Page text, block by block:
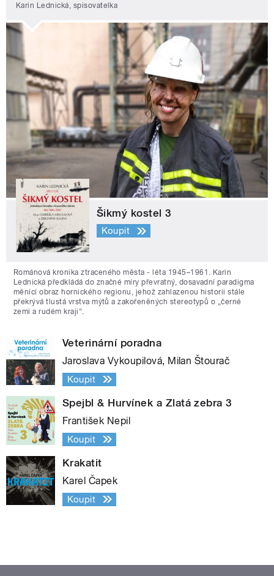
Karin Lednická, spisovatelka
Šikmý kostel 3
Koupit
Románová kronika ztraceného města - léta 1945–1961. Karin
Lednická předkládá do značné míry převratný, dosavadní paradigma
měnící obraz hornického regionu, jehož zahlazenou historii stále
překrývá tlustá vrstva mýtů a zakořeněných stereotypů o „černé
zemi a rudém kraji“.
Veterinární poradna
Jaroslava Vykoupilová, Milan Štourač
Koupit
Spejbl & Hurvínek a Zlatá zebra 3
František Nepil
Koupit
Krakatit
Karel Čapek
Koupit